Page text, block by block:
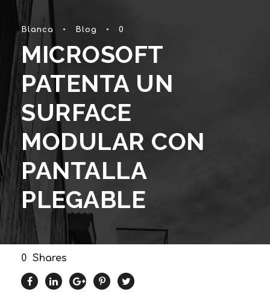
Blanca • Blog • 0
MICROSOFT
PATENTA UN
SURFACE
MODULAR CON
PANTALLA
PLEGABLE
0 Shares